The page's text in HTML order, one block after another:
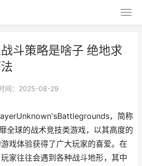
斗策略是啥子 绝地求
间：2025-08-29
，简称
全球的战术竞技类游戏，以其高度的
戏体验获得了广大玩家的喜爱。在
家往往会遇到各种战斗地形，其中